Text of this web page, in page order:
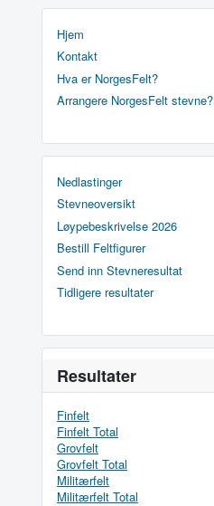
Hjem
Kontakt
Hva er NorgesFelt?
Arrangere NorgesFelt stevne?
Nedlastinger
Stevneoversikt
Løypebeskrivelse 2026
Bestill Feltfigurer
Send inn Stevneresultat
Tidligere resultater
Resultater
Finfelt
Finfelt Total
Grovfelt
Grovfelt Total
Militærfelt
Militærfelt Total